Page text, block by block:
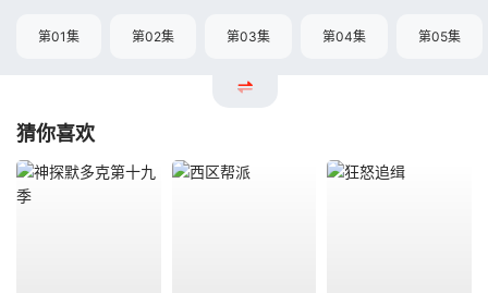
第01集 第02集 第03集 第04集 第05集
猜你喜欢